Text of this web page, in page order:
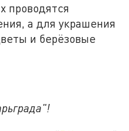
проводятся
а для украшения
и берёзовые